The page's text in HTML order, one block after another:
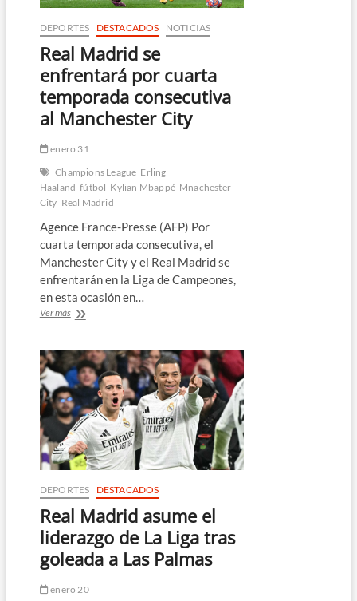
DEPORTES DESTACADOS NOTICIAS
Real Madrid se
enfrentará por cuarta
temporada consecutiva
al Manchester City
enero 31
Champions League Erling
Haaland fútbol Kylian Mbappé Mnachester
City Real Madrid
Agence France-Presse (AFP) Por
cuarta temporada consecutiva, el
Manchester City y el Real Madrid se
enfrentarán en la Liga de Campeones,
en esta ocasión en…
Ver másReal
enfrentará
por
cuarta
temporada
consecutiva
al
Manchester
City
DEPORTES DESTACADOS
Real Madrid asume el
liderazgo de La Liga tras
goleada a Las Palmas
enero 20